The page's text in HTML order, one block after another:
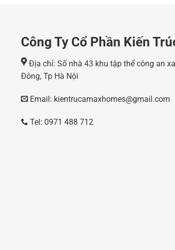
Công Ty Cổ Phần Kiến
Địa chỉ: Số nhà 43 khu tập thể công an
Đông, Tp Hà Nội
Email: kientrucamaxhomes@gmail.com
Tel: 0971 488 712